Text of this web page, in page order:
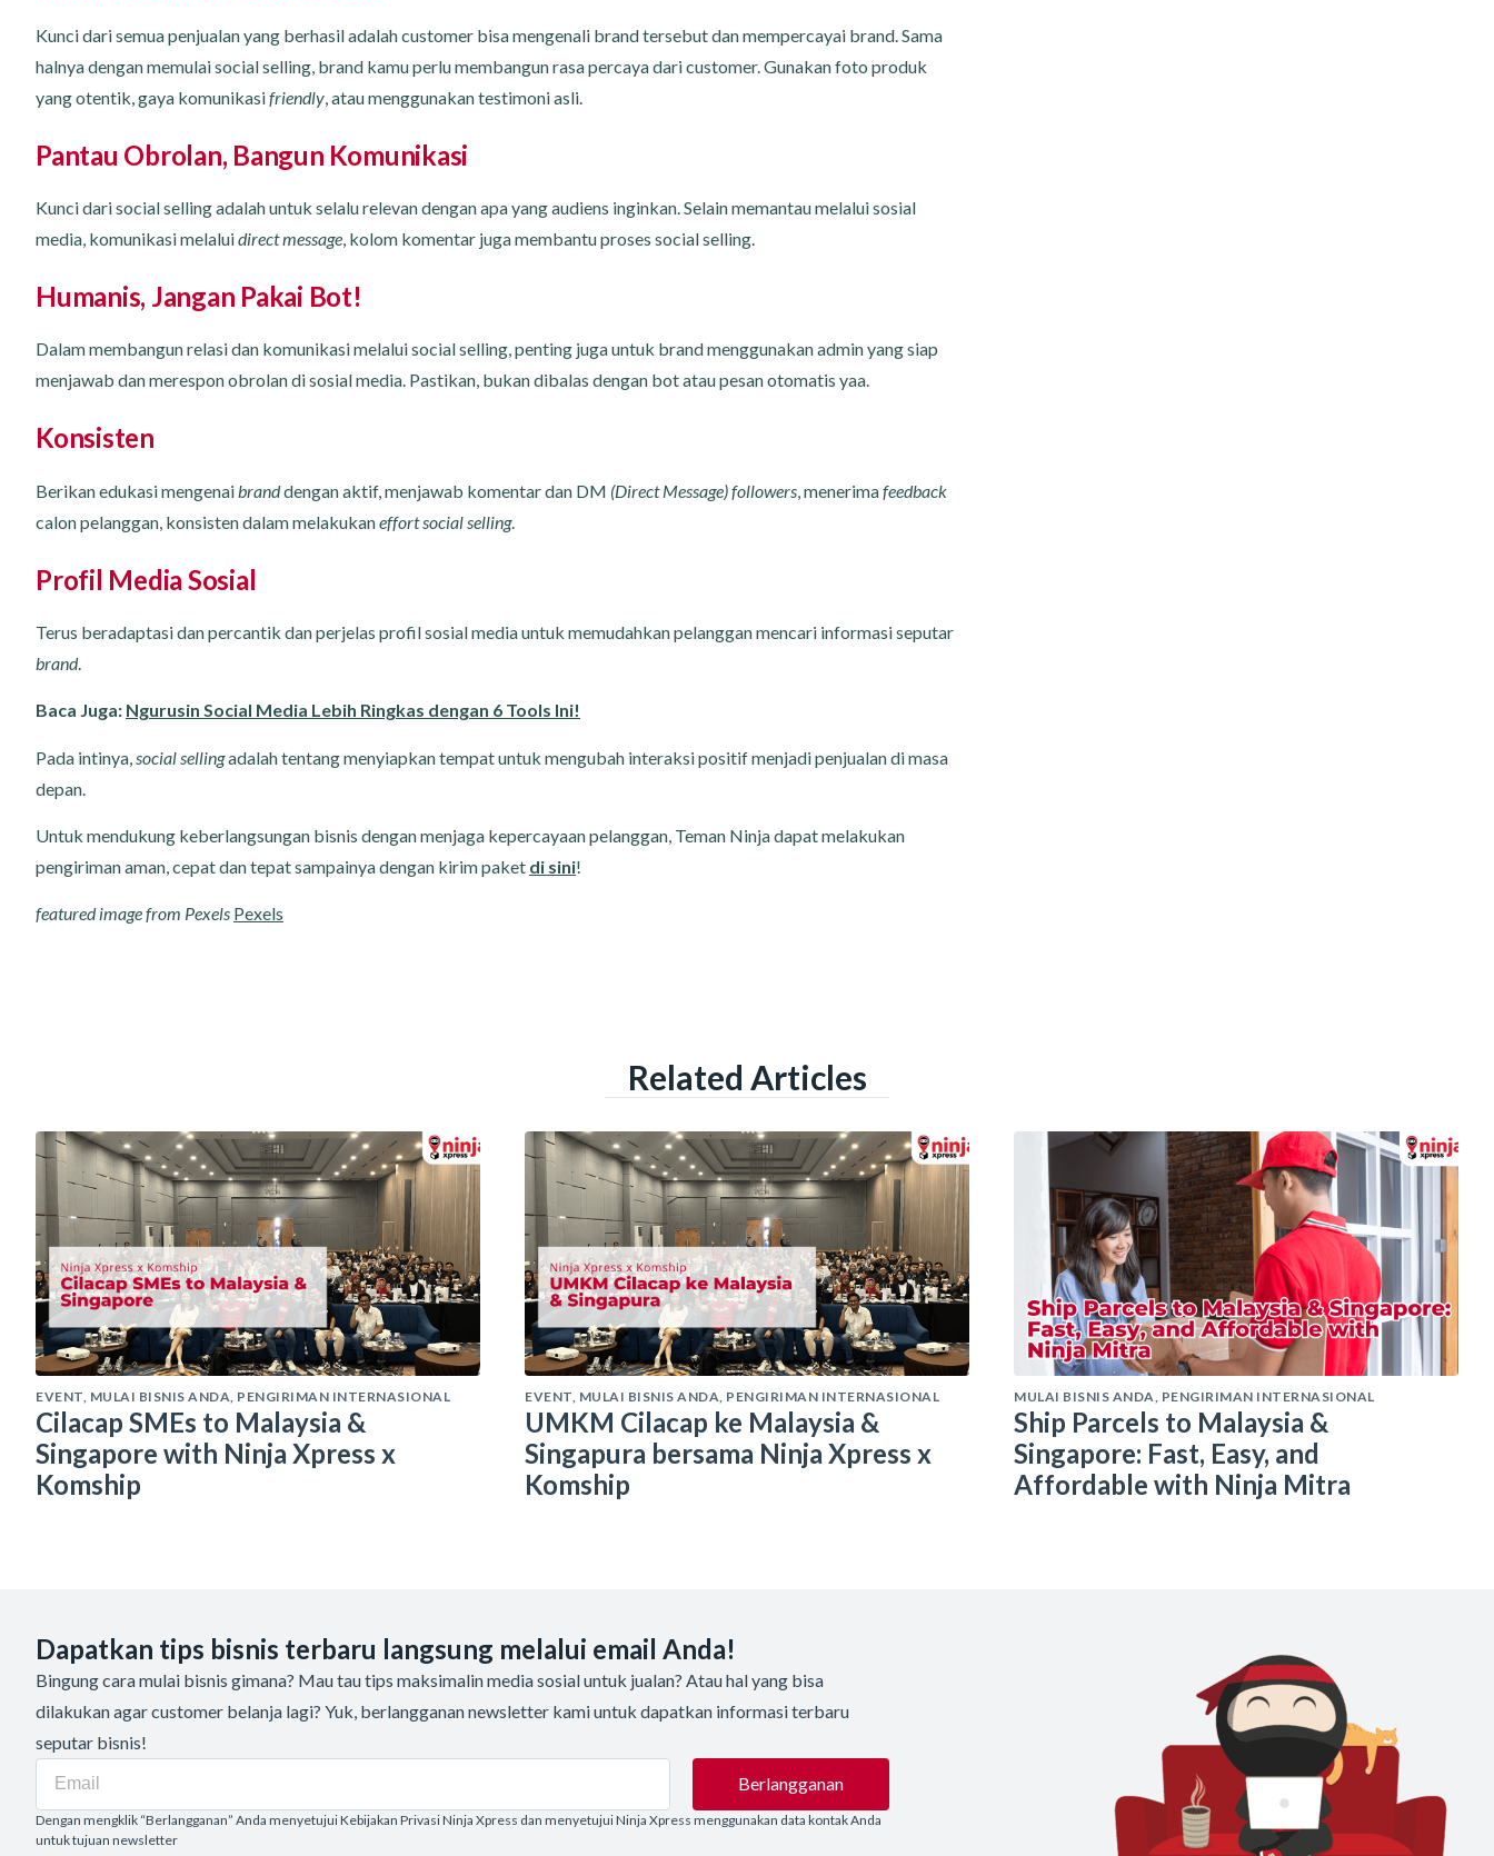
Kunci dari semua penjualan yang berhasil adalah customer bisa mengenali brand tersebut dan mempercayai brand. Sama
halnya dengan memulai social selling, brand kamu perlu membangun rasa percaya dari customer. Gunakan foto produk
yang otentik, gaya komunikasifriendly, atau menggunakan testimoni asli.
Pantau Obrolan, Bangun Komunikasi
Kunci dari social selling adalah untuk selalu relevan dengan apa yang audiens inginkan. Selain memantau melalui sosial
media, komunikasi melaluidirect message, kolom komentar juga membantu proses social selling.
Humanis, Jangan Pakai Bot!
Dalam membangun relasi dan komunikasi melalui social selling, penting juga untuk brand menggunakan admin yang siap
menjawab dan merespon obrolan di sosial media. Pastikan, bukan dibalas dengan bot atau pesan otomatis yaa.
Konsisten
Berikan edukasi mengenai branddengan aktif, menjawab komentar dan DM (Direct Message)followers , menerimafeedback
calon pelanggan, konsisten dalam melakukaneffort social selling.
Profil Media Sosial
Terus beradaptasi dan percantik dan perjelas profil sosial media untuk memudahkan pelanggan mencari informasi seputar
brand.
Baca Juga: Ngurusin Social Media Lebih Ringkas dengan 6 Tools Ini!
Pada intinya, social sellingadalah tentang menyiapkan tempat untuk mengubah interaksi positif menjadi penjualan di masa
depan.
Untuk mendukung keberlangsungan bisnis dengan menjaga kepercayaan pelanggan, Teman Ninja dapat melakukan
pengiriman aman, cepat dan tepat sampainya dengan kirim paket di sini!
featured image from Pexels Pexels
Related Articles
EVENT MULAI BISNIS ANDA PENGIRIMAN INTERNASIONAL
Cilacap SMEs to Malaysia &
Singapore with Ninja Xpress x
Komship
EVENT MULAI BISNIS ANDA PENGIRIMAN INTERNASIONAL
UMKM Cilacap ke Malaysia &
Singapura bersama Ninja Xpress x
Komship
MULAI BISNIS ANDA PENGIRIMAN INTERNASIONAL
Ship Parcels to Malaysia &
Singapore: Fast, Easy, and
Affordable with Ninja Mitra
Dapatkan tips bisnis terbaru langsung melalui email Anda!
Bingung cara mulai bisnis gimana? Mau tau tips maksimalin media sosial untuk jualan? Atau hal yang bisa
dilakukan agar customer belanja lagi? Yuk, berlangganan newsletter kami untuk dapatkan informasi terbaru
seputar bisnis!
Berlangganan
Dengan mengklik “Berlangganan” Anda menyetujui Kebijakan Privasi Ninja Xpress dan menyetujui Ninja Xpress menggunakan data kontak Anda
untuk tujuan newsletter